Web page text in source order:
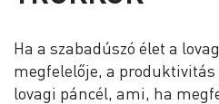
Ha a szabadúszó élet a
megfelelője, a
lovagi páncél, ami, ha